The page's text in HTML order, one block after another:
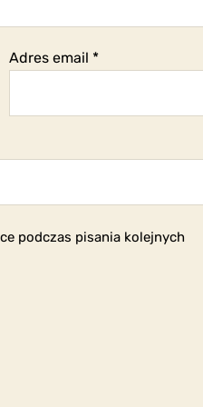
Adres email *
podczas pisania kolejnych